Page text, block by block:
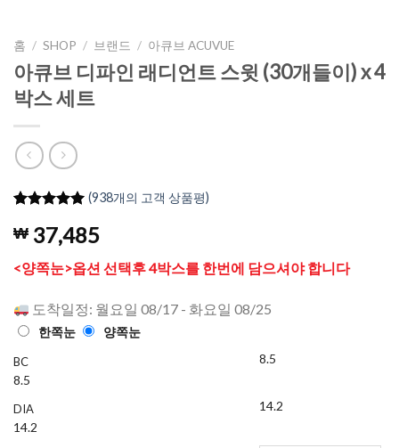
홈 / SHOP / 브랜드 / 아큐브 ACUVUE
아큐브 디파인 래디언트 스윗 (30개들이) x 4
박스 세트
고객 평가
를 기준으
로 5점 만
점에 점으
(938개의 고객 상품평)
₩ 37,485
<양쪽눈>옵션 선택후 4박스를 한번에 담으셔야 합니다
도착일정: 월요일 08/17 - 화요일 08/25
한쪽눈 양쪽눈
BC
8.5
DIA
14.2
8.5
14.2